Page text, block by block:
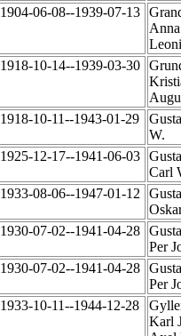
1904-06-08--1939-07-13
1918-10-14--1939-03-30
1918-10-11--1943-01-29
W.
1925-12-17--1941-06-03
Carl
1933-08-06--1947-01-12
1930-07-02--1941-04-28
Per
1930-07-02--1941-04-28
Per
1933-10-11--1944-12-28
Karl